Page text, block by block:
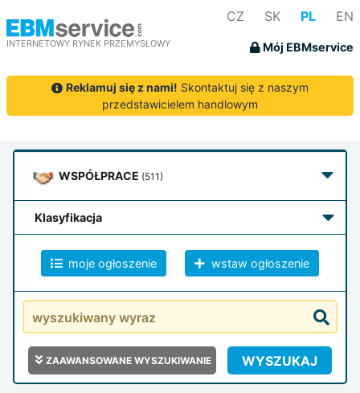
INTERNETOWY RYNEK PRZEMYSŁOWY
CZ SK PL EN
Mój EBMservice
Reklamuj się z nami! Skontaktuj się z naszym
przedstawicielem handlowym
WSPÓŁPRACE (511)
klasyfikacja
moje ogłoszenie wstaw ogłoszenie
ZAAWANSOWANE WYSZUKIWANIE WYSZUKAJ